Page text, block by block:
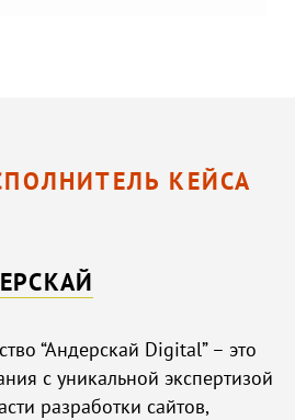
КЕЙСА
“Андерскай Digital” – это
с уникальной экспертизой
разработки сайтов,